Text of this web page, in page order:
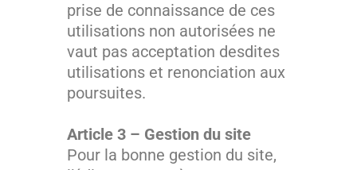
prise de connaissance de ces
utilisations non autorisées ne
vaut pas acceptation desdites
utilisations et renonciation aux
poursuites.
Article 3 – Gestion du site
Pour la bonne gestion du site,